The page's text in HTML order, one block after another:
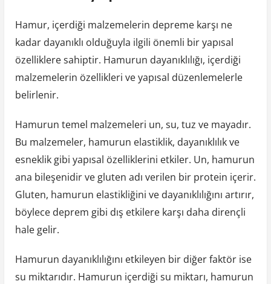
Hamur, içerdiği malzemelerin depreme karşı ne
kadar dayanıklı olduğuyla ilgili önemli bir yapısal
özelliklere sahiptir. Hamurun dayanıklılığı, içerdiği
malzemelerin özellikleri ve yapısal düzenlemelerle
belirlenir.
Hamurun temel malzemeleri un, su, tuz ve mayadır.
Bu malzemeler, hamurun elastiklik, dayanıklılık ve
esneklik gibi yapısal özelliklerini etkiler. Un, hamurun
ana bileşenidir ve gluten adı verilen bir protein içerir.
Gluten, hamurun elastikliğini ve dayanıklılığını artırır,
böylece deprem gibi dış etkilere karşı daha dirençli
hale gelir.
Hamurun dayanıklılığını etkileyen bir diğer faktör ise
su miktarıdır. Hamurun içerdiği su miktarı, hamurun